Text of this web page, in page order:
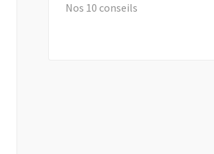
Nos 10 conseils